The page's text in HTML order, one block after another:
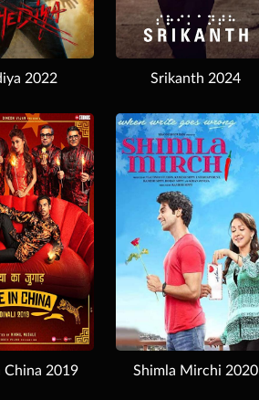
Srikanth 2024
2022
Download
Shimla Mirchi 2020
China 2019